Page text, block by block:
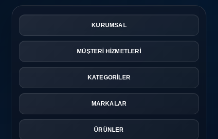
KURUMSAL
MÜŞTERİ HİZMETLERİ
KATEGORİLER
MARKALAR
ÜRÜNLER